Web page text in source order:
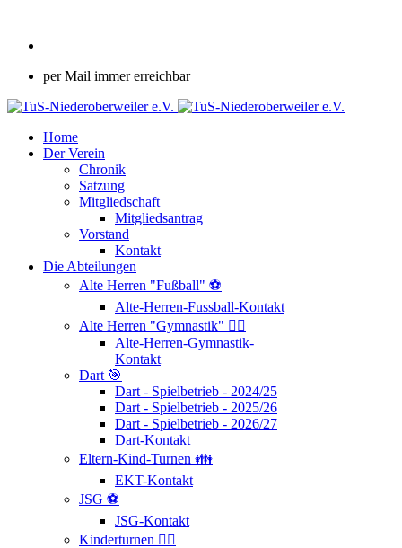
per Mail immer erreichbar
Home
Der Verein
Chronik
Satzung
Mitgliedschaft
Mitgliedsantrag
Vorstand
Kontakt
Die Abteilungen
Alte Herren "Fußball" ⚽
Alte-Herren-Fussball-Kontakt
Alte Herren "Gymnastik" 🤸‍♂️
Alte-Herren-Gymnastik-
Kontakt
Dart 🎯
Dart - Spielbetrieb - 2024/25
Dart - Spielbetrieb - 2025/26
Dart - Spielbetrieb - 2026/27
Dart-Kontakt
Eltern-Kind-Turnen 👪
EKT-Kontakt
JSG ⚽
JSG-Kontakt
Kinderturnen 🤸‍♂️